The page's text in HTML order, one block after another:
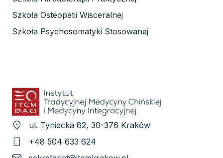
ul. Tyniecka 82, 30-376 Kraków
+48 504 633 624
Szkoła Osteopatii Wisceralnej
Szkoła Psychosomatyki Stosowanej